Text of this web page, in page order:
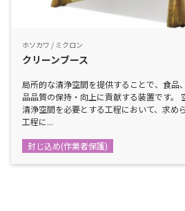
ホソカワ / ミクロン
クリーンブース
局所的な清浄空間を提供することで、食品
品品質の保持・向上に貢献する装置です。
清浄空間を必要とする工程において、求め
工程に...
封じ込め(作業者保護)